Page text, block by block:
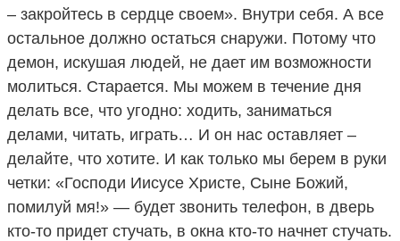
– закройтесь в сердце своем». Внутри себя. А все
остальное должно остаться снаружи. Потому что
демон, искушая людей, не дает им возможности
молиться. Старается. Мы можем в течение дня
делать все, что угодно: ходить, заниматься
делами, читать, играть… И он нас оставляет –
делайте, что хотите. И как только мы берем в руки
четки: «Господи Иисусе Христе, Сыне Божий,
помилуй мя!» — будет звонить телефон, в дверь
кто-то придет стучать, в окна кто-то начнет стучать.